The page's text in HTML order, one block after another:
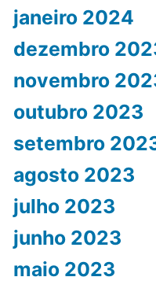
janeiro 2024
dezembro
novembro
outubro 2023
setembro
agosto 2023
julho 2023
junho 2023
maio 2023